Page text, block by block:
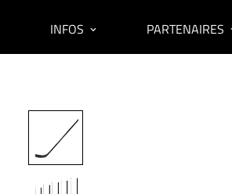
INFOS PARTENAIRES